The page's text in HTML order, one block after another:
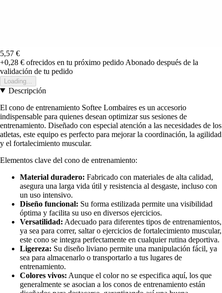
5,57 €
+0,28 € ofrecidos en tu próximo pedido Abonado después de la
validación de tu pedido
Loading...
Descripción
El cono de entrenamiento Softee Lombaires es un accesorio
indispensable para quienes desean optimizar sus sesiones de
entrenamiento. Diseñado con especial atención a las necesidades de los
atletas, este equipo es perfecto para mejorar la coordinación, la agilidad
y el fortalecimiento muscular.
Elementos clave del cono de entrenamiento:
Material duradero: Fabricado con materiales de alta calidad,
asegura una larga vida útil y resistencia al desgaste, incluso con
un uso intensivo.
Diseño funcional: Su forma estilizada permite una visibilidad
óptima y facilita su uso en diversos ejercicios.
Versatilidad: Adecuado para diferentes tipos de entrenamientos,
ya sea para correr, saltar o ejercicios de fortalecimiento muscular,
este cono se integra perfectamente en cualquier rutina deportiva.
Ligereza: Su diseño liviano permite una manipulación fácil, ya
sea para almacenarlo o transportarlo a tus lugares de
entrenamiento.
Colores vivos: Aunque el color no se especifica aquí, los que
generalmente se asocian a los conos de entrenamiento están